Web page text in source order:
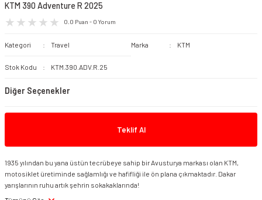
KTM 390 Adventure R 2025
0.0 Puan - 0 Yorum
Kategori Travel Marka KTM
Stok Kodu KTM.390.ADV.R.25
Diğer Seçenekler
KTM 250 Adventure 2024 KTM 390 Adventure 2024
Teklif Al
1935 yılından bu yana üstün tecrübeye sahip bir Avusturya markası olan KTM,
motosiklet üretiminde sağlamlığı ve hafifliği ile ön plana çıkmaktadır. Dakar
yarışlarının ruhu artık şehrin sokakaklarında!